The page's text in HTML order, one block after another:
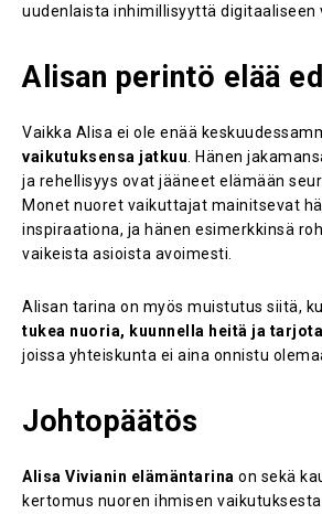
uudenlaista inhimillisyyttä digitaaliseen
Alisan perintö elää
Vaikka Alisa ei ole enää
vaikutuksensa jatkuu . Hänen
ja rehellisyys ovat jääneet elämään
Monet nuoret vaikuttajat mainitsevat
inspiraationa, ja hänen esimerkkinsä
vaikeista asioista avoimesti.
Alisan tarina on myös muistutus siitä,
tukea nuoria, kuunnella heitä ja
joissa yhteiskunta ei aina onnistu
Johtopäätös
Alisa Vivianin elämäntarina on sekä
kertomus nuoren ihmisen